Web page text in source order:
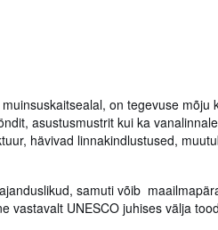
on tegevuse mõju
asustusmustrit kui ka
hävivad linnakindlustused,
samuti võib
UNESCO juhises välja